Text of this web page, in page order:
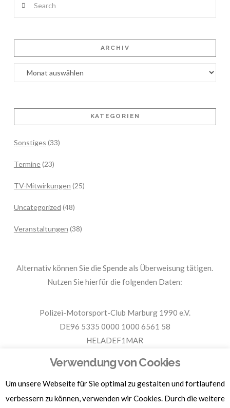
ARCHIV
Archiv
KATEGORIEN
Sonstiges (33)
Termine(23)
TV-Mitwirkungen (25)
Uncategorized (48)
Veranstaltungen (38)
Alternativ können Sie die Spende als Überweisung tätigen.
Nutzen Sie hierfür die folgenden Daten:
Polizei-Motorsport-Club Marburg 1990 e.V.
DE96 5335 0000 1000 6561 58
HELADEF1MAR
Für Spendenbescheinigungen, Sachspenden und weitere
Informationen, hier klicken.
Verwendung von Cookies
Um unsere Webseite für Sie optimal zu gestalten und fortlaufend
verbessern zu können, verwenden wir Cookies. Durch die weitere